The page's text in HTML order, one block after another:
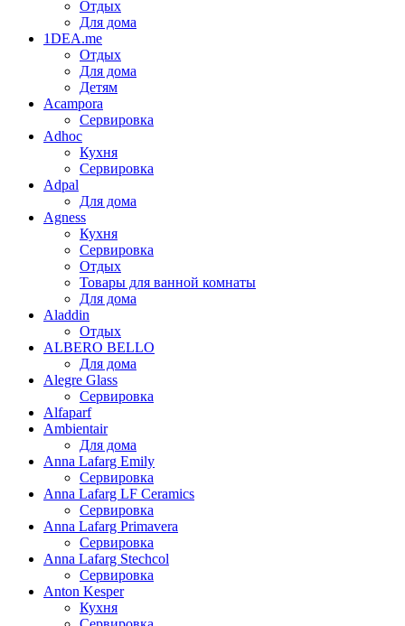
Отдых
Для дома
1DEA.me
Отдых
Для дома
Детям
Acampora
Сервировка
Adhoc
Кухня
Сервировка
Adpal
Для дома
Agness
Кухня
Сервировка
Отдых
Товары для ванной комнаты
Для дома
Aladdin
Отдых
ALBERO BELLO
Для дома
Alegre Glass
Сервировка
Alfaparf
Ambientair
Для дома
Anna Lafarg Emily
Сервировка
Anna Lafarg LF Ceramics
Сервировка
Anna Lafarg Primavera
Сервировка
Anna Lafarg Stechcol
Сервировка
Anton Kesper
Кухня